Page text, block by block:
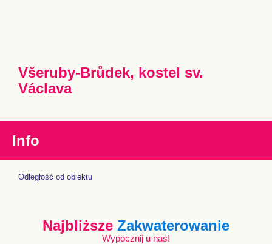
Všeruby-Brůdek, kostel sv.
Václava
Info
Odległość od obiektu
Najbliższe Zakwaterowanie
Wypocznij u nas!